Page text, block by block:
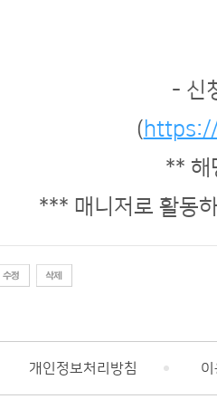
- 신
(
** 해
*** 매니저로 활동
개인정보처리방침